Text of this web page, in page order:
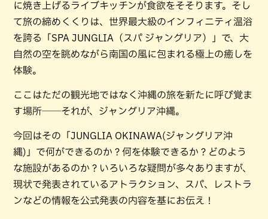
に焼き上げるライブキッチンが食欲をそそります。そし
て旅の締めくくりは、世界最大級のインフィニティ温浴
を誇る「SPA JUNGLIA（スパ ジャングリア）」で、大
自然の空を眺めながら南国の風に包まれる極上の癒しを
体験。
ここはただの観光地ではなく沖縄の旅を新たに呼び覚ま
す場所──それが、ジャングリア沖縄。
今回はその「JUNGLIA OKINAWA(ジャングリア沖
縄)」で何ができるのか？何を体験できるか？どのよう
な施設があるのか？いろいろな疑問が多々ありますが、
現状で発表されているアトラクション、スパ、レストラ
ンなどの情報を公式発表の内容を基にお伝え！